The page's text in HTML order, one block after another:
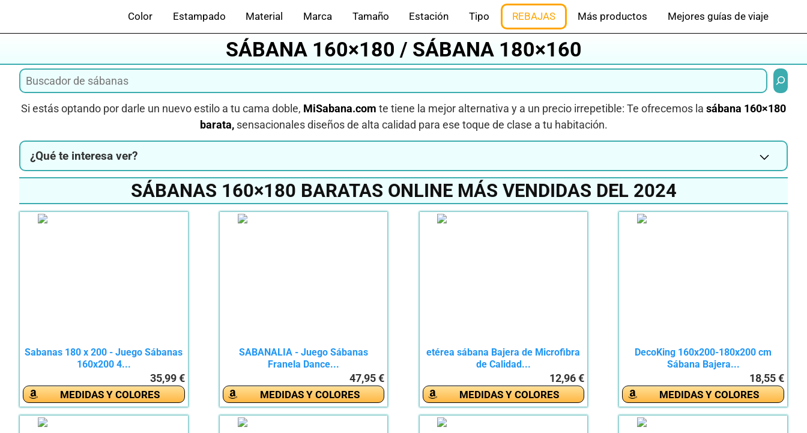
contenido
Color Estampado Material Marca Tamaño Estación Tipo REBAJAS Más productos Mejores guías de viaje
SÁBANA 160×180 / SÁBANA 180×160
Buscar
Si estás optando por darle un nuevo estilo a tu cama doble, MiSabana.com te tiene la mejor alternativa y a un precio irrepetible: Te ofrecemos la sábana 160×180
barata, sensacionales diseños de alta calidad para ese toque de clase a tu habitación.
¿Qué te interesa ver?
SÁBANAS 160×180 BARATAS ONLINE MÁS VENDIDAS DEL 2024
Sabanas 180 x 200 - Juego Sábanas
160x200 4...
35,99 €
MEDIDAS Y COLORES
SABANALIA - Juego Sábanas
Franela Dance...
47,95 €
MEDIDAS Y COLORES
etérea sábana Bajera de Microfibra
de Calidad...
12,96 €
MEDIDAS Y COLORES
DecoKing 160x200-180x200 cm
Sábana Bajera...
18,55 €
MEDIDAS Y COLORES